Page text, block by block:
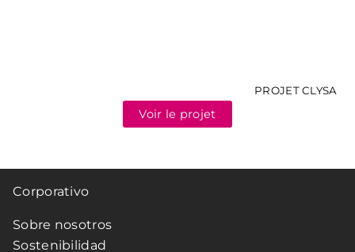
PROJET CLYSA
Voir le projet
Corporativo
Sobre nosotros
Sostenibilidad